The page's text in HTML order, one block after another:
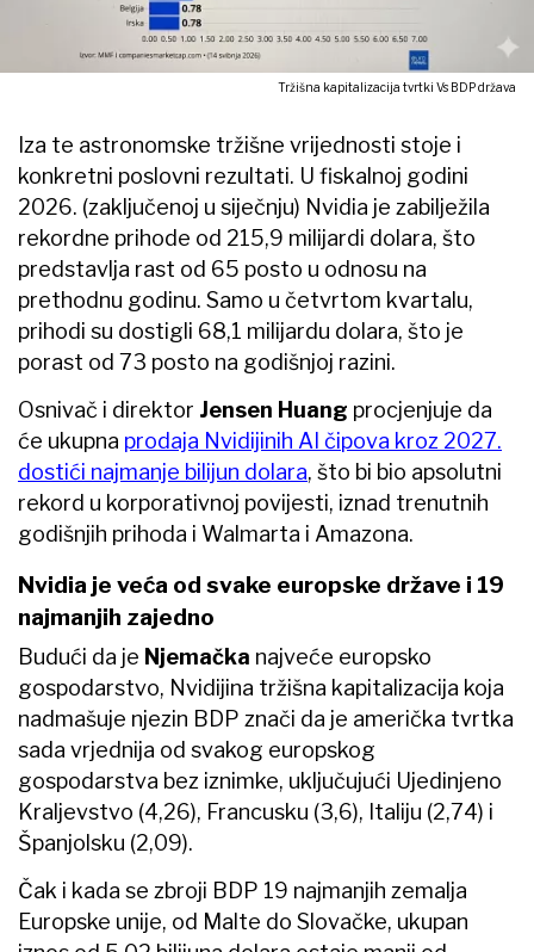
Tržišna kapitalizacija tvrtki Vs BDP država
Iza te astronomske tržišne vrijednosti stoje i
konkretni poslovni rezultati. U fiskalnoj godini
2026. (zaključenoj u siječnju) Nvidia je zabilježila
rekordne prihode od 215,9 milijardi dolara, što
predstavlja rast od 65 posto u odnosu na
prethodnu godinu. Samo u četvrtom kvartalu,
prihodi su dostigli 68,1 milijardu dolara, što je
porast od 73 posto na godišnjoj razini.
Osnivač i direktor Jensen Huang procjenjuje da
će ukupna prodaja Nvidijinih AI čipova kroz 2027.
dostići najmanje bilijun dolara, što bi bio apsolutni
rekord u korporativnoj povijesti, iznad trenutnih
godišnjih prihoda i Walmarta i Amazona.
Nvidia je veća od svake europske države i 19
najmanjih zajedno
Budući da je Njemačka najveće europsko
gospodarstvo, Nvidijina tržišna kapitalizacija koja
nadmašuje njezin BDP znači da je američka tvrtka
sada vrjednija od svakog europskog
gospodarstva bez iznimke, uključujući Ujedinjeno
Kraljevstvo (4,26), Francusku (3,6), Italiju (2,74) i
Španjolsku (2,09).
Čak i kada se zbroji BDP 19 najmanjih zemalja
Europske unije, od Malte do Slovačke, ukupan